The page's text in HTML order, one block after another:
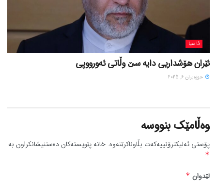
ئاسیا
ئێران هۆشداریی دایە سێ وڵاتی ئەورووپی
حوزه‌یران 6, 2025
وەڵامێک بنووسە
پۆستی ئەلیکترۆنییەکەت بڵاوناکرێتەوە. خانە پێویستەکان دەستنیشانکراون بە
*
لێدوان *